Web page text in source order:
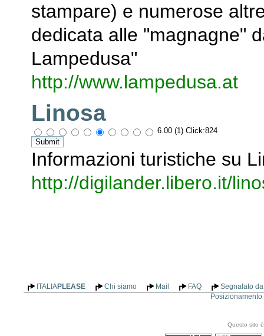
stampare) e numerose
dedicata alle "magnagne"
Lampedusa"
http://www.lampedusa.at
Linosa
6.00 (1) Click:824
Informazioni turistiche su
http://digilander.libero.it/
ITALIAPLEASE Chi siamo Mail FAQ
Segnalato
Questo sito